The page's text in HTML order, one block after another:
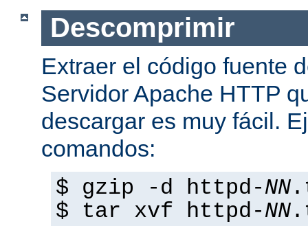
Descomprimir
Extraer el código fuente
Servidor Apache HTTP
descargar es muy fácil.
comandos:
$ gzip -d httpd-NN
$ tar xvf httpd-NN